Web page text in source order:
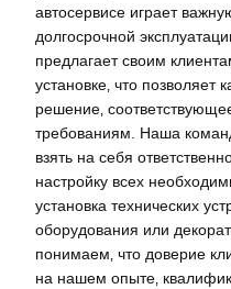
автосервисе играет
долгосрочной
предлагает своим
установке‚ что позволяет
решение‚
требованиям. Наша
взять на себя
настройку всех
установка технических
оборудования или
понимаем‚ что доверие
на нашем опыте‚